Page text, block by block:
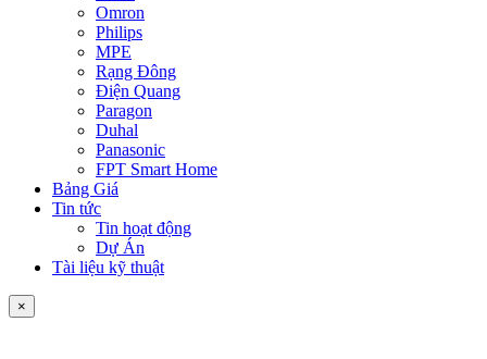
Omron
Philips
MPE
Rạng Đông
Điện Quang
Paragon
Duhal
Panasonic
FPT Smart Home
Bảng Giá
Tin tức
Tin hoạt động
Dự Án
Tài liệu kỹ thuật
×